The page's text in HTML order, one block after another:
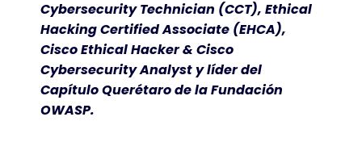
Cybersecurity Technician (CCT), Ethical
Hacking Certified Associate (EHCA),
Cisco Ethical Hacker & Cisco
Cybersecurity Analyst y líder del
Capítulo Querétaro de la Fundación
OWASP.